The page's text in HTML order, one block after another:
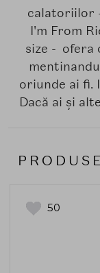
calatoriilor
I'm From
size - ofera
oriunde ai fi.
Dacă ai și
50